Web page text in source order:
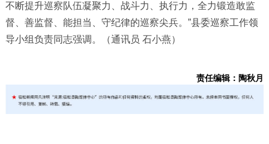
不断提升巡察队伍凝聚力、战斗力、执行力，全力锻造敢监
督、善监督、能担当、守纪律的巡察尖兵。”县委巡察工作领
导小组负责同志强调。（通讯员 石小燕）
责任编辑：陶秋月